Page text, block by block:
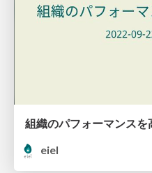
eiel